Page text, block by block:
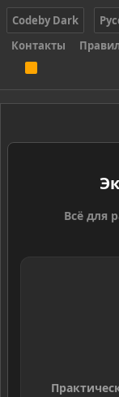
Codeby Dark
Контакты
S
Всё для